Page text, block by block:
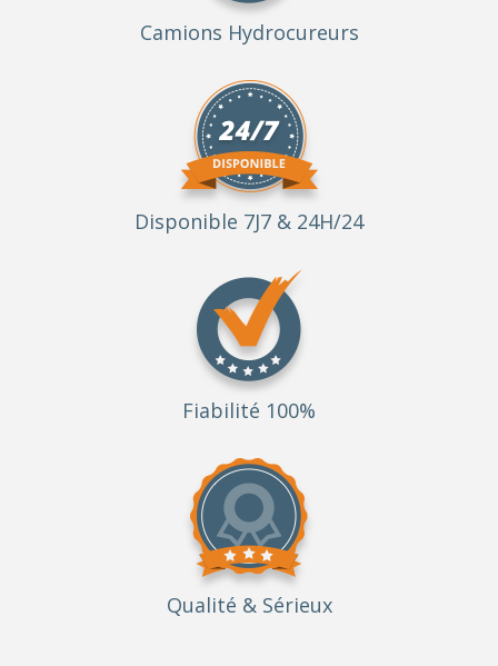
Camions Hydrocureurs
Disponible 7J7 & 24H/24
Fiabilité 100%
Qualité & Sérieux